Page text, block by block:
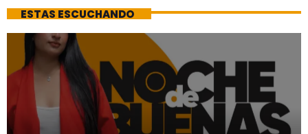
ESTAS ESCUCHANDO